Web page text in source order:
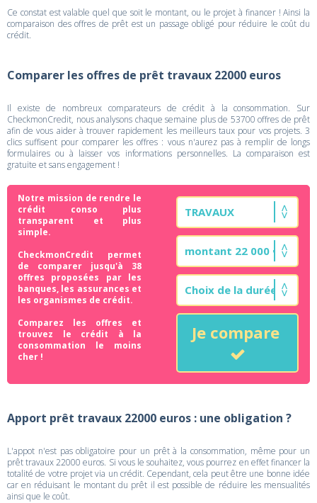
Ce constat est valable quel que soit le montant, ou le projet à financer ! Ainsi la
comparaison des offres de prêt est un passage obligé pour réduire le coût du
crédit.
Comparer les offres de prêt travaux 22000 euros
Il existe de nombreux comparateurs de crédit à la consommation. Sur
CheckmonCredit, nous analysons chaque semaine plus de 53700 offres de prêt
afin de vous aider à trouver rapidement les meilleurs taux pour vos projets. 3
clics suffisent pour comparer les offres : vous n'aurez pas à remplir de longs
formulaires ou à laisser vos informations personnelles. La comparaison est
gratuite et sans engagement !
Notre mission de rendre le
crédit conso plus
transparent et plus
simple.
CheckmonCredit permet
de comparer jusqu'à 38
offres proposées par les
banques, les assurances et
les organismes de crédit.
Comparez les offres et
trouvez le crédit à la
consommation le moins
cher !
Je compare
Apport prêt travaux 22000 euros : une obligation ?
L'appot n'est pas obligatoire pour un prêt à la consommation, même pour un
prêt travaux 22000 euros. Si vous le souhaitez, vous pourrez en effet financer la
totalité de votre projet via un crédit. Cependant, cela peut être une bonne idée
car en réduisant le montant du prêt il est possible de réduire les mensualités
ainsi que le coût.